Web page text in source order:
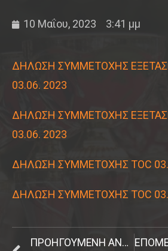
10 Μαΐου, 2023 3:41 μμ
ΔΗΛΩΣΗ ΣΥΜΜΕΤΟΧΗΣ
03.06. 2023
ΔΗΛΩΣΗ ΣΥΜΜΕΤΟΧΗΣ
03.06. 2023
ΔΗΛΩΣΗ ΣΥΜΜΕΤΟΧΗΣ ΤΟC
ΔΗΛΩΣΗ ΣΥΜΜΕΤΟΧΗΣ ΤΟC
ΠΡΟΗΓΟΎΜΕΝΗ ΑΝΑΚΟΊΝΩΣΗ